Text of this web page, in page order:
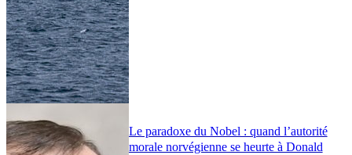
Le paradoxe du Nobel : quand l’autorité
morale norvégienne se heurte à Donald